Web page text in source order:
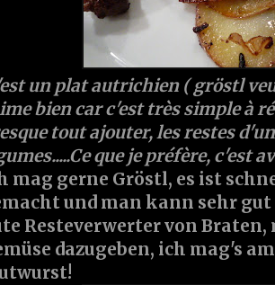
un plat autrichien ( gröstl
bien car c'est très simple à
tout ajouter, les restes
que je préfère, c'est
mag gerne Gröstl, es ist
und man kann sehr
Resteverwerter von
dazugeben, ich mag's